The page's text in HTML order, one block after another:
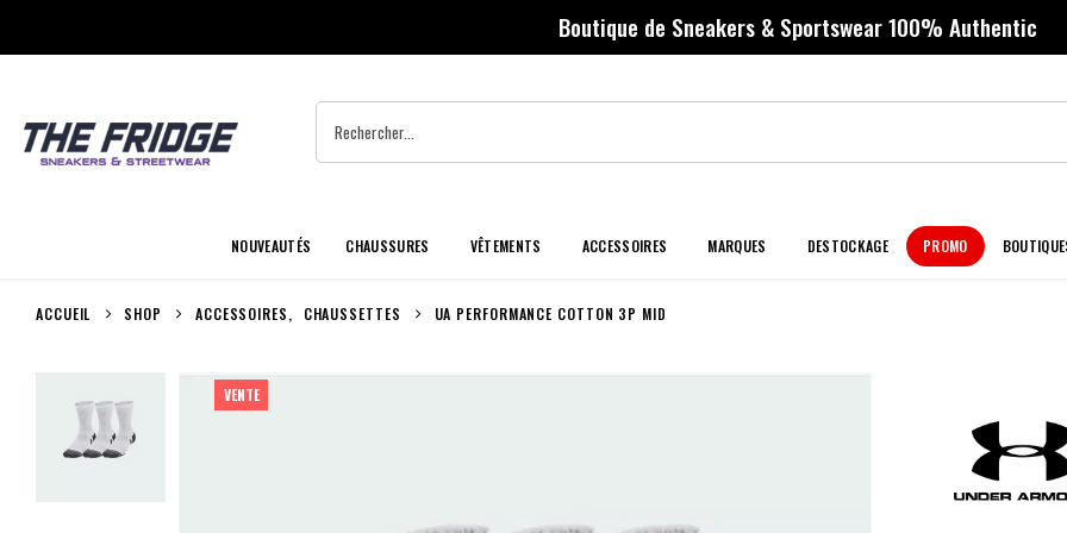
Boutique de Sneakers & Sportswear 100% Authentic
NOUVEAUTÉS CHAUSSURES VÊTEMENTS ACCESSOIRES MARQUES DESTOCKAGE PROMO
ACCUEIL SHOP ACCESSOIRES, CHAUSSETTES UA PERFORMANCE COTTON 3P MID
VENTE